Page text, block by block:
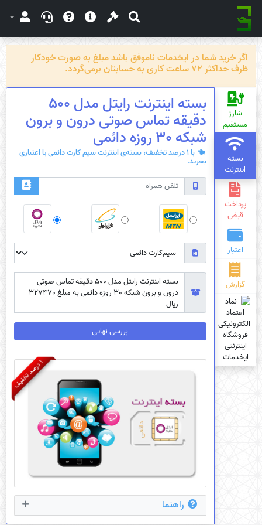
اگر خرید شما در ایخدمات ناموفق باشد مبلغ به صورت خودکار
ظرف حداکثر 72 ساعت کاری به حسابتان برمی‌گردد.
شارژ
مستقیم
بسته
اینترنت
پرداخت
قبض
اعتبار
گزارش
بسته اینترنت رایتل مدل 500
دقیقه تماس صوتی درون و برون
شبکه 30 روزه دائمی
با 1 درصد تخفیف، بسته‌ی اینترنت سیم کارت دائمی یا اعتباری
بخرید.
بسته اینترنت رایتل مدل 500 دقیقه تماس صوتی
درون و برون شبکه 30 روزه دائمی به مبلغ 327470
ریال
بررسی نهایی
1
د
ر
ص
د
ت
خ
ف
ی
ف
راهنما